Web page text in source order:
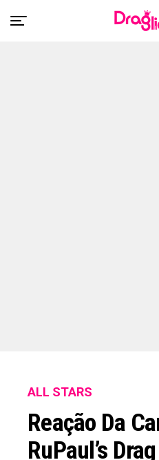
ALL STARS
Reação Da
RuPaul’s